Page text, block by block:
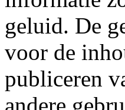
geluid. De
voor de
publiceren
andere